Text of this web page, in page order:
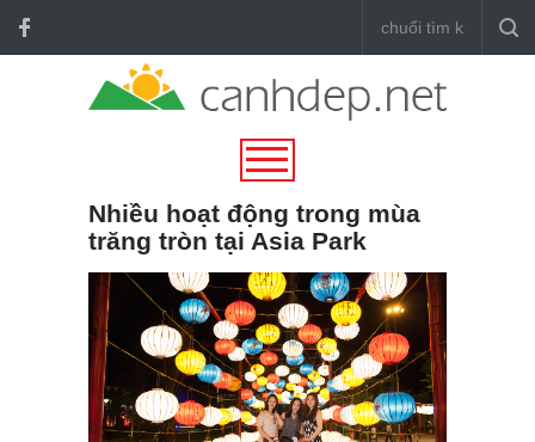
Nhiều hoạt động trong mùa
trăng tròn tại Asia Park